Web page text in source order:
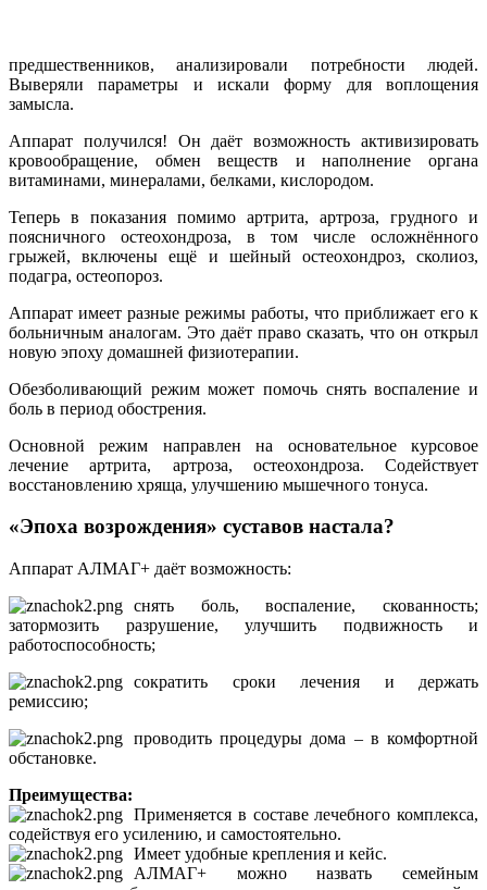
предшественников, анализировали потребности людей.
Выверяли параметры и искали форму для воплощения
замысла.
Аппарат получился! Он даёт возможность активизировать
кровообращение, обмен веществ и наполнение органа
витаминами, минералами, белками, кислородом.
Теперь в показания помимо артрита, артроза, грудного и
поясничного остеохондроза, в том числе осложнённого
грыжей, включены ещё и шейный остеохондроз, сколиоз,
подагра, остеопороз.
Аппарат имеет разные режимы работы, что приближает его к
больничным аналогам. Это даёт право сказать, что он открыл
новую эпоху домашней физиотерапии.
Обезболивающий режим может помочь снять воспаление и
боль в период обострения.
Основной режим направлен на основательное курсовое
лечение артрита, артроза, остеохондроза. Содействует
восстановлению хряща, улучшению мышечного тонуса.
«Эпоха возрождения» суставов настала?
Аппарат АЛМАГ+ даёт возможность:
снять боль, воспаление, скованность;
затормозить разрушение, улучшить подвижность и
работоспособность;
сократить сроки лечения и держать
ремиссию;
проводить процедуры дома – в комфортной
обстановке.
Преимущества:
Применяется в составе лечебного комплекса,
содействуя его усилению, и самостоятельно.
Имеет удобные крепления и кейс.
АЛМАГ+ можно назвать семейным